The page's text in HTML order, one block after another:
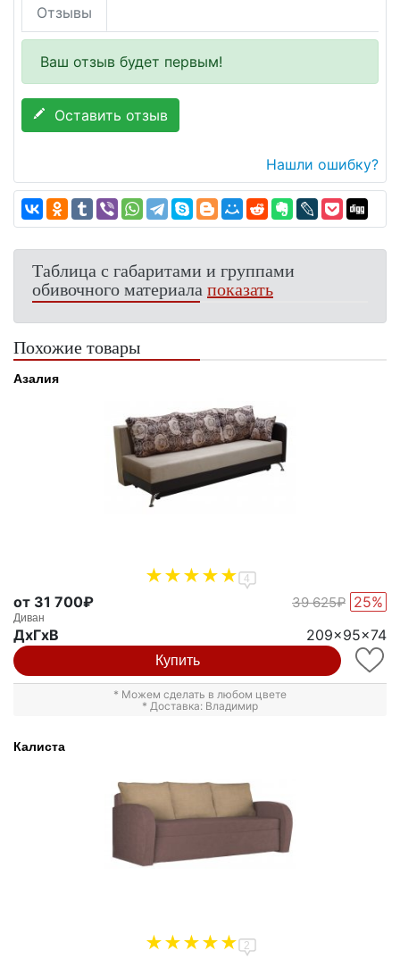
Отзывы
Ваш отзыв будет первым!
Оставить отзыв
Нашли ошибку?
Таблица с габаритами и группами
обивочного материалапоказать
Похожие товары
Азалия
4
от 31 700₽ 39 625₽ 25%
Диван
ДxГxВ 209x95x74
Купить
* Можем сделать в любом цвете
* Доставка: Владимир
Калиста
2